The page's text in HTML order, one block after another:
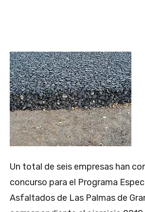
Un total de seis empresas han
concurso para el Programa
Asfaltados de Las Palmas de